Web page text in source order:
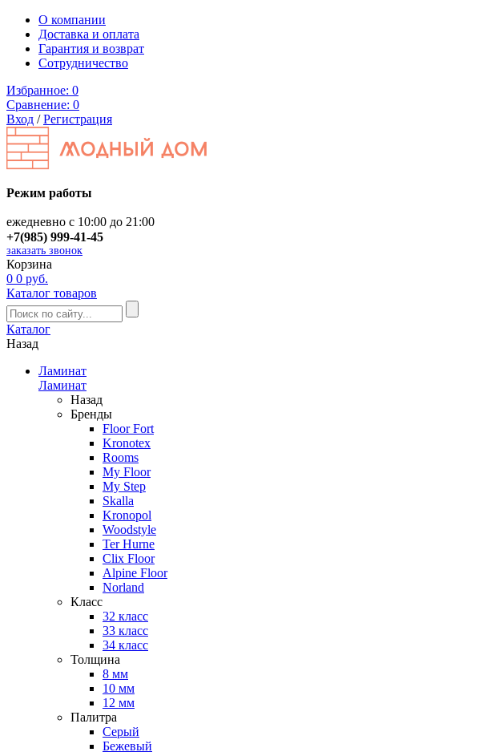
О компании
Доставка и оплата
Гарантия и возврат
Сотрудничество
Избранное: 0
Сравнение: 0
Вход /Регистрация
Режим работы
ежедневно с 10:00 до 21:00
+7(985) 999-41-45
заказать звонок
Корзина
0 0 руб.
Каталог товаров
Каталог
Назад
Ламинат
Ламинат
Назад
Бренды
Floor Fort
Kronotex
Rooms
My Floor
My Step
Skalla
Kronopol
Woodstyle
Ter Hurne
Clix Floor
Alpine Floor
Norland
Класс
32 класс
33 класс
34 класс
Толщина
8 мм
10 мм
12 мм
Палитра
Серый
Бежевый